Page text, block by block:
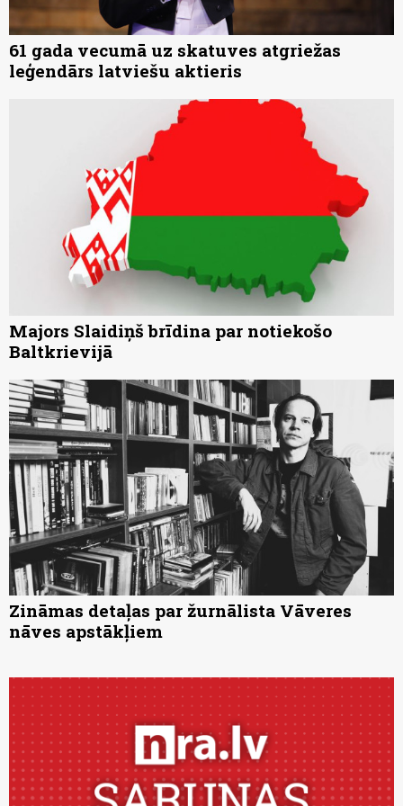
61 gada vecumā uz skatuves atgriežas
leģendārs latviešu aktieris
Majors Slaidiņš brīdina par notiekošo
Baltkrievijā
Zināmas detaļas par žurnālista Vāveres
nāves apstākļiem